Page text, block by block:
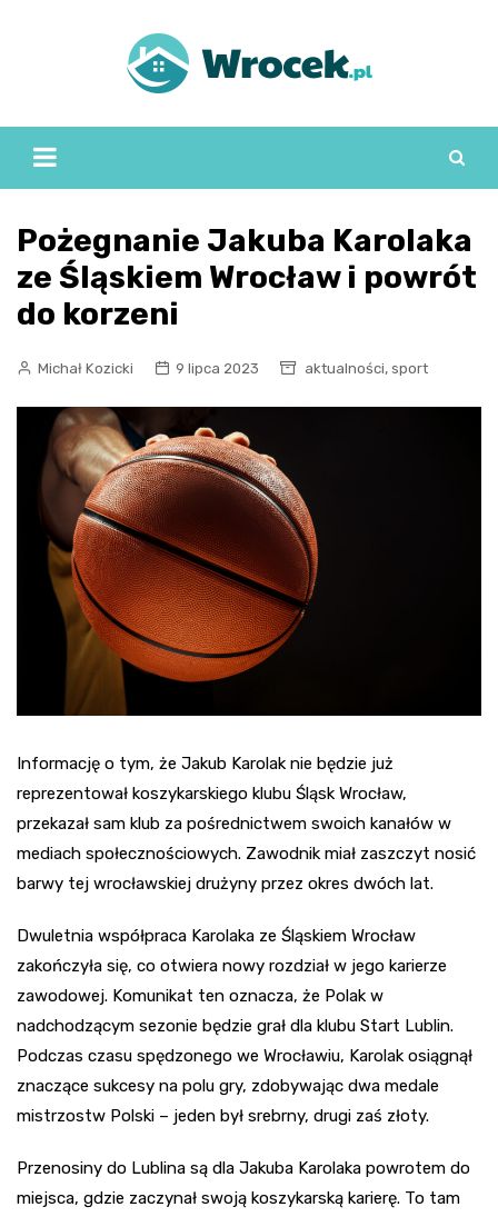
Pożegnanie Jakuba Karolaka
ze Śląskiem Wrocław i powrót
do korzeni
Michał Kozicki 9 lipca 2023 aktualności, sport
Informację o tym, że Jakub Karolak nie będzie już
reprezentował koszykarskiego klubu Śląsk Wrocław,
przekazał sam klub za pośrednictwem swoich kanałów w
mediach społecznościowych. Zawodnik miał zaszczyt nosić
barwy tej wrocławskiej drużyny przez okres dwóch lat.
Dwuletnia współpraca Karolaka ze Śląskiem Wrocław
zakończyła się, co otwiera nowy rozdział w jego karierze
zawodowej. Komunikat ten oznacza, że Polak w
nadchodzącym sezonie będzie grał dla klubu Start Lublin.
Podczas czasu spędzonego we Wrocławiu, Karolak osiągnął
znaczące sukcesy na polu gry, zdobywając dwa medale
mistrzostw Polski – jeden był srebrny, drugi zaś złoty.
Przenosiny do Lublina są dla Jakuba Karolaka powrotem do
miejsca, gdzie zaczynał swoją koszykarską karierę. To tam